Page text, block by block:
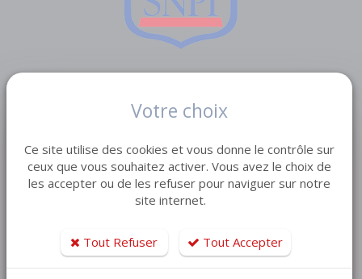
VENTE TERRAIN
VENTE IMMEUBLE
Votre choix
Ce site utilise des cookies et vous donne le contrôle sur
ceux que vous souhaitez activer. Vous avez le choix de
les accepter ou de les refuser pour naviguer sur notre
site internet.
Tout Refuser Tout Accepter